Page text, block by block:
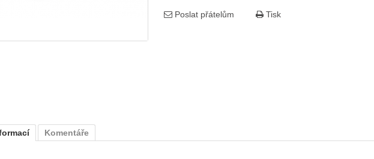
Poslat přátelům Tisk
Komentáře